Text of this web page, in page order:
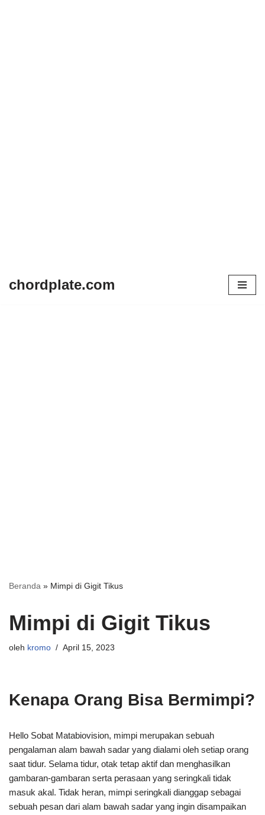
chordplate.com
Beranda » Mimpi di Gigit Tikus
Mimpi di Gigit Tikus
oleh kromo April 15, 2023
Kenapa Orang Bisa Bermimpi?
Hello Sobat Matabiovision, mimpi merupakan sebuah
pengalaman alam bawah sadar yang dialami oleh setiap orang
saat tidur. Selama tidur, otak tetap aktif dan menghasilkan
gambaran-gambaran serta perasaan yang seringkali tidak
masuk akal. Tidak heran, mimpi seringkali dianggap sebagai
sebuah pesan dari alam bawah sadar yang ingin disampaikan